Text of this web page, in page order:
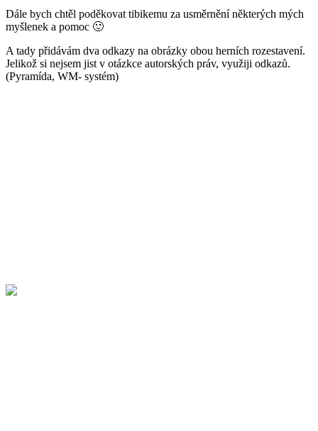
Dále bych chtěl poděkovat tibikemu za usměrnění některých mých
myšlenek a pomoc 🙂
A tady přidávám dva odkazy na obrázky obou herních rozestavení.
Jelikož si nejsem jist v otázkce autorských práv, využiji odkazů.
(Pyramída, WM- systém)